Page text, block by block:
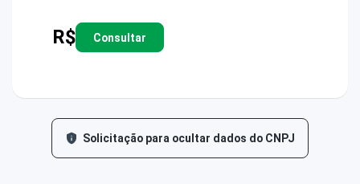
R$ Consultar
Solicitação para ocultar dados do CNPJ